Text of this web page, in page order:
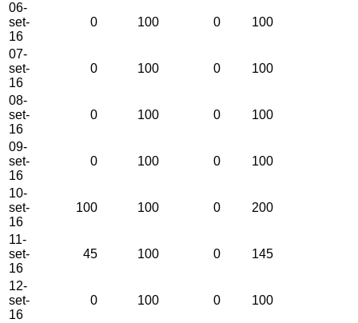
06-
set-
16
0 100 0 100
07-
set-
16
0 100 0 100
08-
set-
16
0 100 0 100
09-
set-
16
0 100 0 100
10-
set-
16
100 100 0 200
11-
set-
16
45 100 0 145
12-
set-
16
0 100 0 100